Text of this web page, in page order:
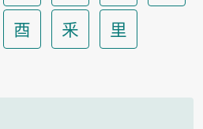
酉 釆 里